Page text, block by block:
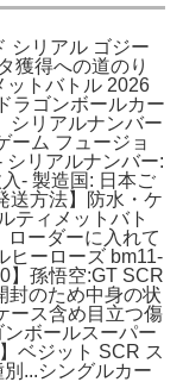
シリアル ゴジー
獲得への道のり
ットバトル 2026
ラゴンボールカー
シリアルナンバー
ーム フュージョ
シリアルナンバー:
- 製造国: 日本ご
送方法】防水・ケ
ティメットバト
ローダーに入れて
ヒーローズ bm11-
孫悟空:GT SCR
のため中身の状
ース含め目立つ傷
ボールスーパー
ベジット SCR ス
...シングルカー